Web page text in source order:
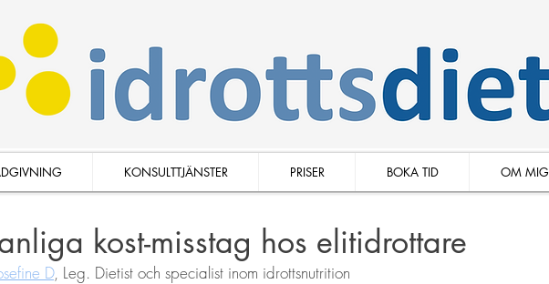
KONSULTTJÄNSTER PRISER BOKA TID OM MIG
kost-misstag hos elitidrottare
D, Leg. Dietist och specialist inom idrottsnutrition